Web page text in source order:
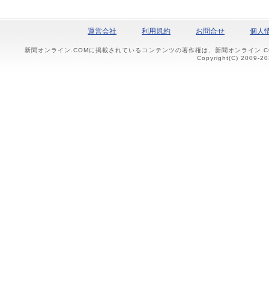
運営会社 利用規約 お問合せ 個人
新聞オンライン.COMに掲載されているコンテンツの著作権は、新聞オンライン
Copyright(C) 2009-